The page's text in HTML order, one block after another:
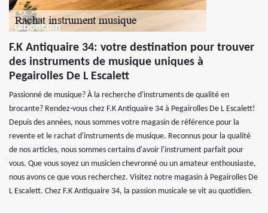
F.K Antiquaire 34: votre destination pour trouver
des instruments de musique uniques à
Pegairolles De L Escalett
Passionné de musique? À la recherche d'instruments de qualité en
brocante? Rendez-vous chez F.K Antiquaire 34 à Pegairolles De L Escalett!
Depuis des années, nous sommes votre magasin de référence pour la
revente et le rachat d'instruments de musique. Reconnus pour la qualité
de nos articles, nous sommes certains d'avoir l'instrument parfait pour
vous. Que vous soyez un musicien chevronné ou un amateur enthousiaste,
nous avons ce que vous recherchez. Visitez notre magasin à Pegairolles De
L Escalett. Chez F.K Antiquaire 34, la passion musicale se vit au quotidien.